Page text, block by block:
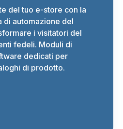
del tuo e-store con la
di automazione del
i visitatori del
fedeli. Moduli di
dedicati per
di prodotto.